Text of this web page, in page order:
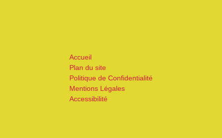
Accueil
Plan du site
Politique de Confidentialité
Mentions Légales
Accessibilité